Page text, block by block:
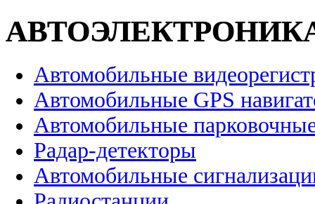
Автомобильные
Автомобильные GPS
Автомобильные
Радар-детекторы
Автомобильные